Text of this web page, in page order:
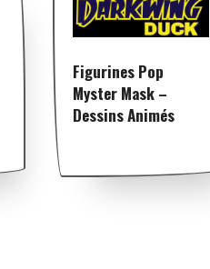
Figurines Pop
Myster Mask –
Dessins Animés